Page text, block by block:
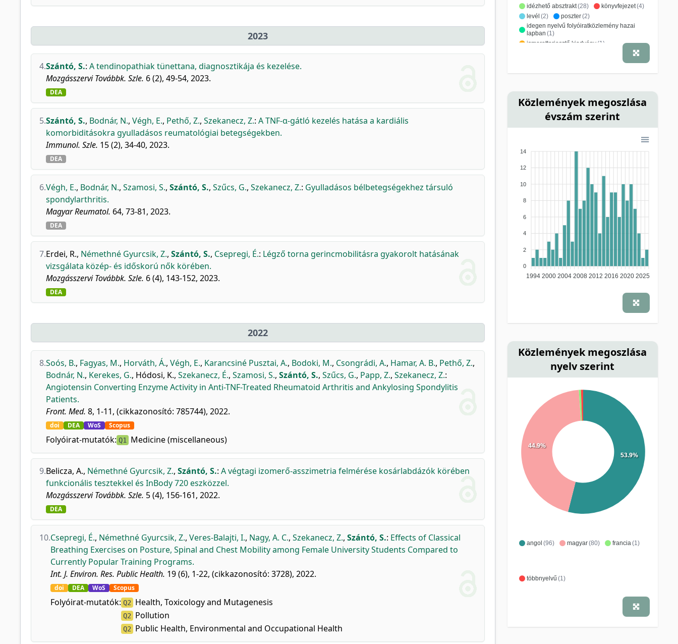
2023
4.Szántó, S.: A tendinopathiak tünettana, diagnosztikája és kezelése.
Mozgásszervi Továbbk. Szle. 6 (2), 49-54, 2023.
DEA
5.Szántó, S., Bodnár, N., Végh, E., Pethő, Z., Szekanecz, Z.: A TNF-α-gátló kezelés hatása a kardiális
komorbiditásokra gyulladásos reumatológiai betegségekben.
Immunol. Szle. 15 (2), 34-40, 2023.
DEA
6.Végh, E., Bodnár, N., Szamosi, S., Szántó, S., Szűcs, G., Szekanecz, Z.: Gyulladásos bélbetegségekhez társuló
spondylarthritis.
Magyar Reumatol. 64, 73-81, 2023.
DEA
7.Erdei, R., Némethné Gyurcsik, Z., Szántó, S., Csepregi, É.: Légző torna gerincmobilitásra gyakorolt hatásának
vizsgálata közép- és időskorú nők körében.
Mozgásszervi Továbbk. Szle. 6 (4), 143-152, 2023.
DEA
2022
8.Soós, B., Fagyas, M., Horváth, Á., Végh, E., Karancsiné Pusztai, A., Bodoki, M., Csongrádi, A., Hamar, A. B., Pethő, Z.,
Bodnár, N., Kerekes, G., Hódosi, K., Szekanecz, É., Szamosi, S., Szántó, S., Szűcs, G., Papp, Z., Szekanecz, Z.:
Angiotensin Converting Enzyme Activity in Anti-TNF-Treated Rheumatoid Arthritis and Ankylosing Spondylitis
Patients.
Front. Med. 8, 1-11, (cikkazonosító: 785744), 2022.
doi DEA WoS Scopus
Folyóirat-mutatók: Q1 Medicine (miscellaneous)
9.Belicza, A., Némethné Gyurcsik, Z., Szántó, S.: A végtagi izomerő-asszimetria felmérése kosárlabdázók körében
funkcionális tesztekkel és InBody 720 eszközzel.
Mozgásszervi Továbbk. Szle. 5 (4), 156-161, 2022.
DEA
10.Csepregi, É., Némethné Gyurcsik, Z., Veres-Balajti, I., Nagy, A. C., Szekanecz, Z., Szántó, S.: Effects of Classical
Breathing Exercises on Posture, Spinal and Chest Mobility among Female University Students Compared to
Currently Popular Training Programs.
Int. J. Environ. Res. Public Health. 19 (6), 1-22, (cikkazonosító: 3728), 2022.
doi DEA WoS Scopus
Folyóirat-mutatók: Q2 Health, Toxicology and Mutagenesis
Q2 Pollution
Q2 Public Health, Environmental and Occupational Health
idézhető absztrakt(28) könyvfejezet(4)
levél (2) poszter(2)
idegen nyelvű folyóiratközlemény hazai
lapban (1)
ismeretterjesztő kiadvány (1)
Közlemények megoszlása
évszám szerint
14
12
10
8
6
4
2
0
1994 2000 2004 2008 2012 2016 2020 2025
Közlemények megoszlása
nyelv szerint
angol (96) magyar(80) francia (1)
többnyelvű (1)
53.9%
44.9%